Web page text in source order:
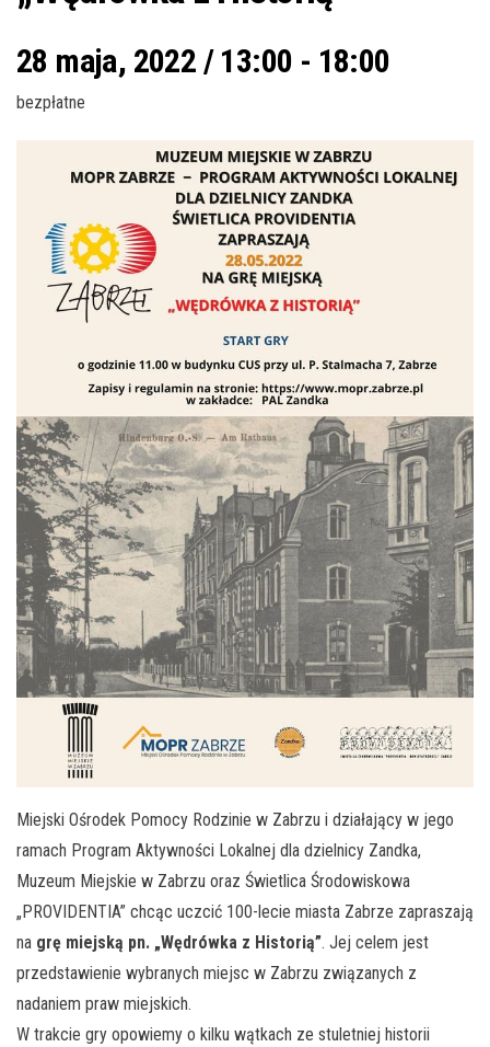
28 maja, 2022 / 13:00 - 18:00
bezpłatne
Miejski Ośrodek Pomocy Rodzinie w Zabrzu i działający w jego
ramach Program Aktywności Lokalnej dla dzielnicy Zandka,
Muzeum Miejskie w Zabrzu oraz Świetlica Środowiskowa
„PROVIDENTIA” chcąc uczcić 100-lecie miasta Zabrze zapraszają
na grę miejską pn. „Wędrówka z Historią”. Jej celem jest
przedstawienie wybranych miejsc w Zabrzu związanych z
nadaniem praw miejskich.
W trakcie gry opowiemy o kilku wątkach ze stuletniej historii